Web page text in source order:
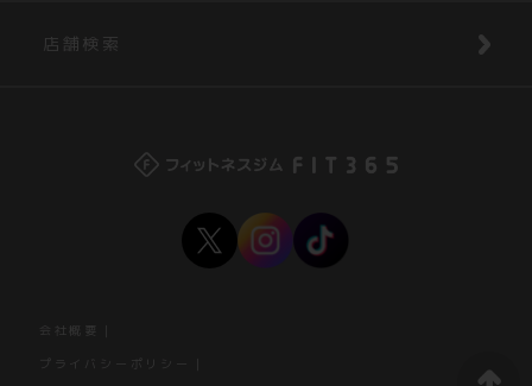
店舗検索
会社概要
プライバシーポリシー